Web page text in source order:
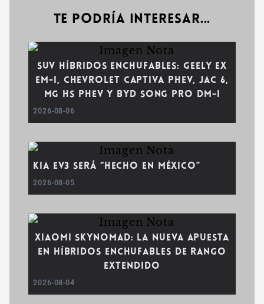
Te podría interesar...
SUV híbridos enchufables: Geely EX
EM-i, Chevrolet Captiva PHEV, JAC 6,
MG HS PHEV y BYD Song Pro DM-i
2026-08-06
Kia EV3 será “Hecho en México”
2026-08-05
Xiaomi SkyNomad: la nueva apuesta
en híbridos enchufables de rango
extendido
2026-08-04